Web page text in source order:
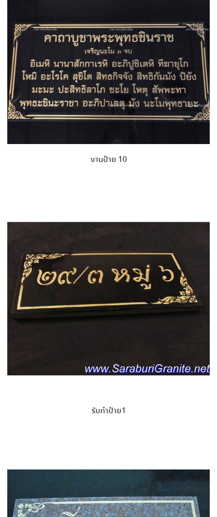
งานป้าย 10
รับทำป้าย1